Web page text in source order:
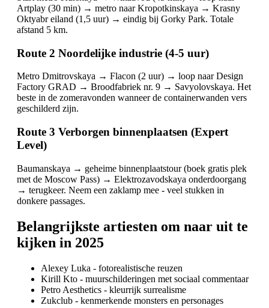
Artplay (30 min) → metro naar Kropotkinskaya → Krasny
Oktyabr eiland (1,5 uur) → eindig bij Gorky Park. Totale
afstand 5 km.
Route 2 Noordelijke industrie (4-5 uur)
Metro Dmitrovskaya → Flacon (2 uur) → loop naar Design
Factory GRAD → Broodfabriek nr. 9 → Savyolovskaya. Het
beste in de zomeravonden wanneer de containerwanden vers
geschilderd zijn.
Route 3 Verborgen binnenplaatsen (Expert
Level)
Baumanskaya → geheime binnenplaatstour (boek gratis plek
met de Moscow Pass) → Elektrozavodskaya onderdoorgang
→ terugkeer. Neem een zaklamp mee - veel stukken in
donkere passages.
Belangrijkste artiesten om naar uit te
kijken in 2025
Alexey Luka - fotorealistische reuzen
Kirill Kto - muurschilderingen met sociaal commentaar
Petro Aesthetics - kleurrijk surrealisme
Zukclub - kenmerkende monsters en personages